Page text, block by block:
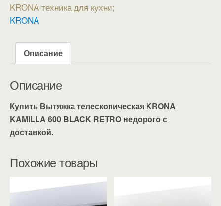
KRONA техника для кухни
KRONA
Описание
Описание
Купить Вытяжка телескопическая KRONA
KAMILLA 600 BLACK RETRO недорого с
доставкой.
Похожие товары